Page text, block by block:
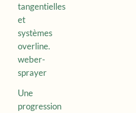
tangentielles
et
systèmes
overline.
weber-
sprayer
Une
progression